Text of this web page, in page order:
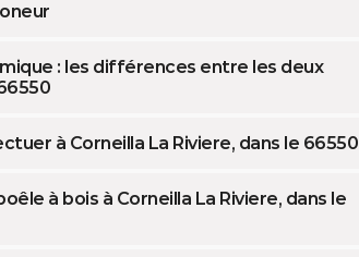
: les différences entre les deux
à Corneilla La Riviere, dans le 66550
à bois à Corneilla La Riviere, dans le